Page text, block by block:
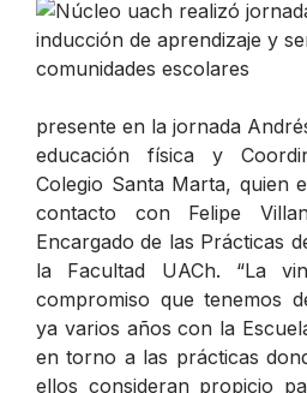
presente en la jornada
educación física y
Colegio Santa Marta, quien
contacto con Felipe
Encargado de las Prácticas
la Facultad UACh. “La
compromiso que tenemos
ya varios años con la
en torno a las prácticas
ellos consideran propicio